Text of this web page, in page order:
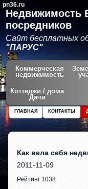
pn36.ru
Недвижимость
посредников
Сайт бесплатных
"ПАРУС"
Коммерческая
недвижимость
Коттеджи / дома
Дачи
КОНТАКТЫ
ГЛАВНАЯ
Как вела себя
2011-11-09
Рейтинг 1038